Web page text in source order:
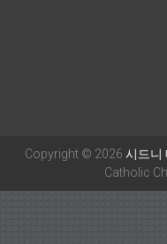
Copyright © 2026 시드니
Catholic